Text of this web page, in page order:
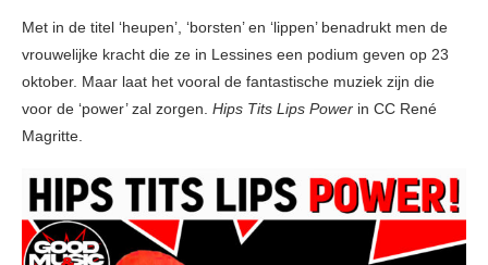
Met in de titel ‘heupen’, ‘borsten’ en ‘lippen’ benadrukt men de
vrouwelijke kracht die ze in Lessines een podium geven op 23
oktober. Maar laat het vooral de fantastische muziek zijn die
voor de ‘power’ zal zorgen. Hips Tits Lips Power in CC René
Magritte.